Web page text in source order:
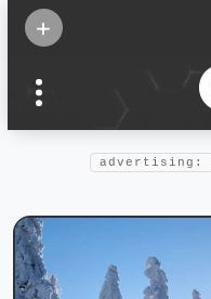
+
confianza
Foro salud
advertising: